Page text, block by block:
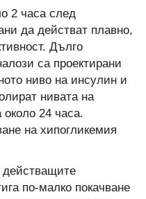
2 часа след
да действат плавно,
Дълго
са проектирани
ниво на инсулин и
нивата на
около 24 часа.
на хипогликемия
действащите
по-малко покачване